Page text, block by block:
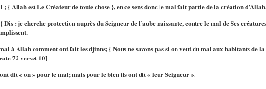
; { Allah est Le Créateur de toute chose }, en ce sens donc le mal fait partie de la création d’Allah.
Dis : je cherche protection auprès du Seigneur de l’aube naissante, contre le mal de Ses
à Allah comment ont fait les djinns; { Nous ne savons pas si on veut du mal aux habitants de
72 verset 10] -
dit « on » pour le mal; mais pour le bien ils ont dit « leur Seigneur ».